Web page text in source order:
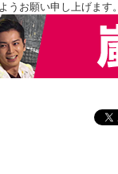
うお願い申し上げます。